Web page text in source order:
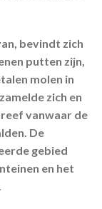
bevindt zich
putten zijn,
molen in
zich en
vanwaar de
De
gebied
en het